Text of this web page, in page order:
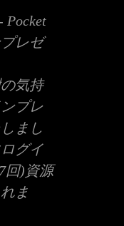
Pocket
レゼ
気持
プレ
まし
グイ
回)資源
ま